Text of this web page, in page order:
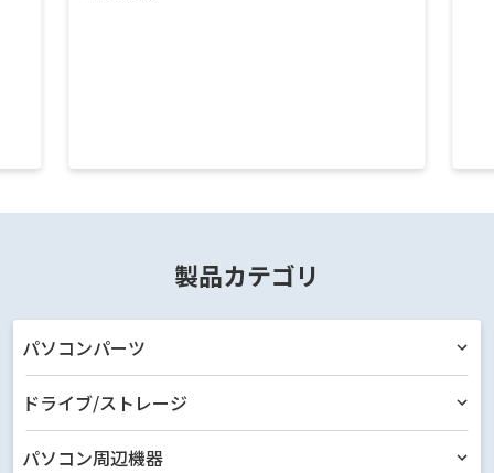
製品カテゴリ
パソコンパーツ
ドライブ/ストレージ
パソコン周辺機器